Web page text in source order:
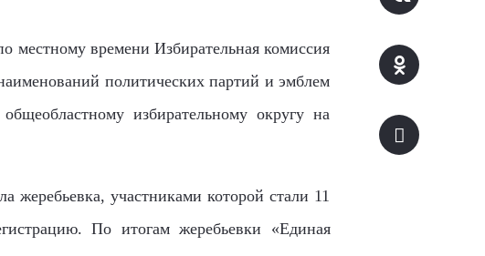
местному времени Избирательная комиссия
политических партий и эмблем
избирательному округу на
жеребьевка, участниками которой стали 11
По итогам жеребьевки «Единая